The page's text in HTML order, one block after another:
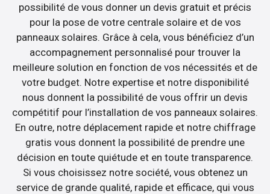
possibilité de vous donner un devis gratuit et précis
pour la pose de votre centrale solaire et de vos
panneaux solaires. Grâce à cela, vous bénéficiez d’un
accompagnement personnalisé pour trouver la
meilleure solution en fonction de vos nécessités et de
votre budget. Notre expertise et notre disponibilité
nous donnent la possibilité de vous offrir un devis
compétitif pour l’installation de vos panneaux solaires.
En outre, notre déplacement rapide et notre chiffrage
gratis vous donnent la possibilité de prendre une
décision en toute quiétude et en toute transparence.
Si vous choisissez notre société, vous obtenez un
service de grande qualité, rapide et efficace, qui vous